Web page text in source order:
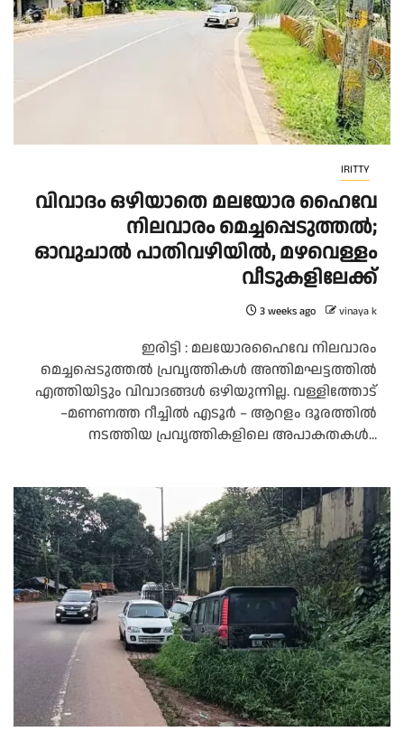
IRITTY
വിവാദം ഒഴിയാതെ മലയോര ഹൈവേ
നിലവാരം മെച്ചപ്പെടുത്തൽ;
ഓവുചാൽ പാതിവഴിയിൽ, മഴവെള്ളം
വീടുകളിലേക്ക്
3 weeks ago vinaya k
ഇരിട്ടി : മലയോരഹൈവേ നിലവാരം
മെച്ചപ്പെടുത്തൽ പ്രവൃത്തികൾ അന്തിമഘട്ടത്തിൽ
എത്തിയിട്ടും വിവാദങ്ങൾ ഒഴിയുന്നില്ല. വള്ളിത്തോട്
–മണണത്ത റീച്ചിൽ എടൂർ – ആറളം ദൂരത്തിൽ
നടത്തിയ പ്രവൃത്തികളിലെ അപാകതകൾ...